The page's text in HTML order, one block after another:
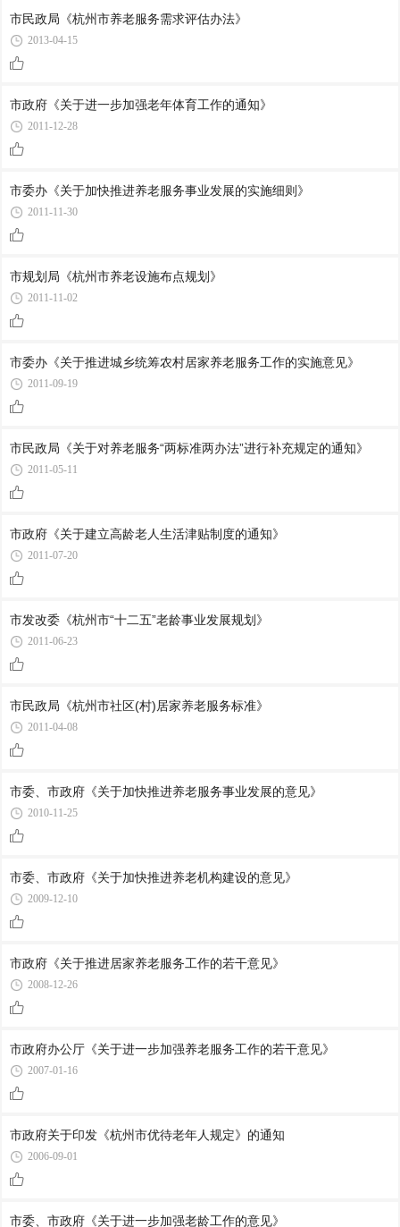
市民政局《杭州市养老服务需求评估办法》
2013-04-15
市政府《关于进一步加强老年体育工作的通知》
2011-12-28
市委办《关于加快推进养老服务事业发展的实施细则》
2011-11-30
市规划局《杭州市养老设施布点规划》
2011-11-02
市委办《关于推进城乡统筹农村居家养老服务工作的实施意见》
2011-09-19
市民政局《关于对养老服务“两标准两办法”进行补充规定的通知》
2011-05-11
市政府《关于建立高龄老人生活津贴制度的通知》
2011-07-20
市发改委《杭州市“十二五”老龄事业发展规划》
2011-06-23
市民政局《杭州市社区(村)居家养老服务标准》
2011-04-08
市委、市政府《关于加快推进养老服务事业发展的意见》
2010-11-25
市委、市政府《关于加快推进养老机构建设的意见》
2009-12-10
市政府《关于推进居家养老服务工作的若干意见》
2008-12-26
市政府办公厅《关于进一步加强养老服务工作的若干意见》
2007-01-16
市政府关于印发《杭州市优待老年人规定》的通知
2006-09-01
市委、市政府《关于进一步加强老龄工作的意见》